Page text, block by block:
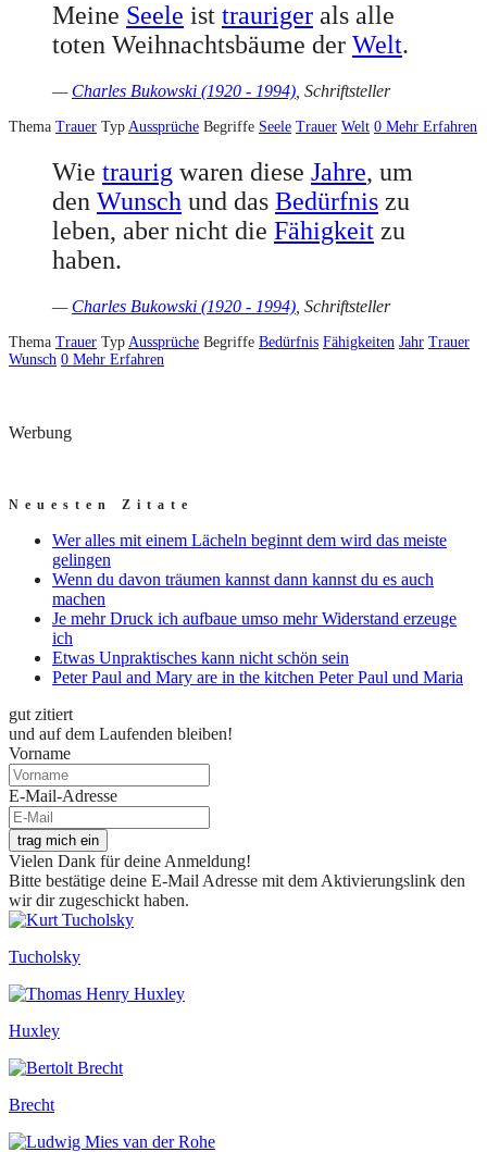
Meine Seele ist trauriger als alle
toten Weihnachtsbäume der Welt.
— Charles Bukowski (1920 - 1994) , Schriftsteller
Thema Trauer Typ Aussprüche Begriffe Seele Trauer Welt 0 Mehr Erfahren
Wie traurig waren diese Jahre, um
den Wunsch und das Bedürfnis zu
leben, aber nicht die Fähigkeit zu
haben.
— Charles Bukowski (1920 - 1994) , Schriftsteller
Thema Trauer Typ Aussprüche Begriffe Bedürfnis Fähigkeiten Jahr Trauer
Wunsch 0 Mehr Erfahren
Werbung
Neuesten Zitate
Wer alles mit einem Lächeln beginnt dem wird das meiste
gelingen
Wenn du davon träumen kannst dann kannst du es auch
machen
Je mehr Druck ich aufbaue umso mehr Widerstand erzeuge
ich
Etwas Unpraktisches kann nicht schön sein
Peter Paul and Mary are in the kitchen Peter Paul und Maria
gut zitiert
und auf dem Laufenden bleiben!
Vorname
E-Mail-Adresse
trag mich ein
Vielen Dank für deine Anmeldung!
Bitte bestätige deine E-Mail Adresse mit dem Aktivierungslink den
wir dir zugeschickt haben.
Tucholsky
Huxley
Brecht